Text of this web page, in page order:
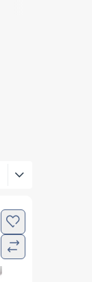
Zur
Vergleichen